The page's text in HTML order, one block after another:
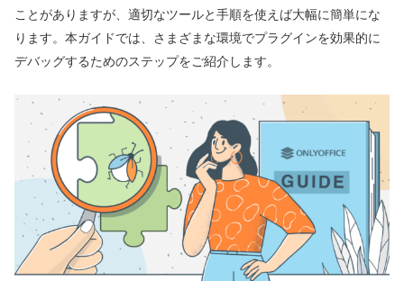
ことがありますが、適切なツールと手順を使えば大幅に簡単にな
ります。本ガイドでは、さまざまな環境でプラグインを効果的に
デバッグするためのステップをご紹介します。